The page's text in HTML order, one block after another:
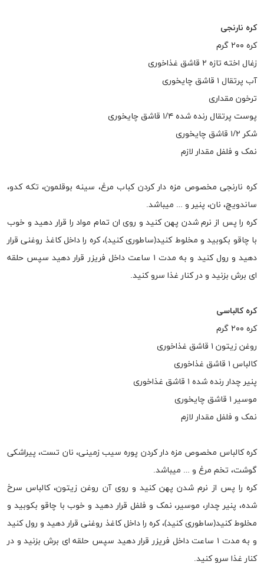
کره نارنجی
کره ۲۰۰ گرم
زغال اخته تازه ۲ قاشق غذاخوری
آب پرتقال ۱ قاشق چایخوری
ترخون مقداری
پوست پرتقال رنده شده ۱/۴ قاشق چایخوری
شکر ۱/۲ قاشق چایخوری
نمک و فلفل مقدار لازم
کره نارنجی مخصوص مزه دار کردن کباب مرغ، سینه بوقلمون، تکه کدو،
ساندویچ، نان، پنیر و … میباشد.
کره را پس از نرم شدن پهن کنید و روی ان تمام مواد را قرار دهید و خوب
با چاقو بکوبید و مخلوط کنید(ساطوری کنید)، کره را داخل کاغذ روغنی قرار
دهید و رول کنید و به مدت ۱ ساعت داخل فریزر قرار دهید سپس حلقه
ای برش بزنید و در کنار غذا سرو کنید.
کره کالباسی
کره ۲۰۰ گرم
روغن زیتون ۱ قاشق غذاخوری
کالباس ۱ قاشق غذاخوری
پنیر چدار رنده شده ۱ قاشق غذاخوری
موسیر ۱ قاشق چایخوری
نمک و فلفل مقدار لازم
کره کالباس مخصوص مزه دار کردن پوره سیب زمینی، نان تست، پیراشکی
گوشت، تخم مرغ و … میباشد.
کره را پس از نرم شدن پهن کنید و روی آن روغن زیتون، کالباس سرخ
شده، پنیر چدار، موسیر، نمک و فلفل قرار دهید و خوب با چاقو بکوبید و
مخلوط کنید(ساطوری کنید)، کره را داخل کاغذ روغنی قرار دهید و رول کنید
و به مدت ۱ ساعت داخل فریزر قرار دهید سپس حلقه ای برش بزنید و در
کنار غذا سرو کنید.